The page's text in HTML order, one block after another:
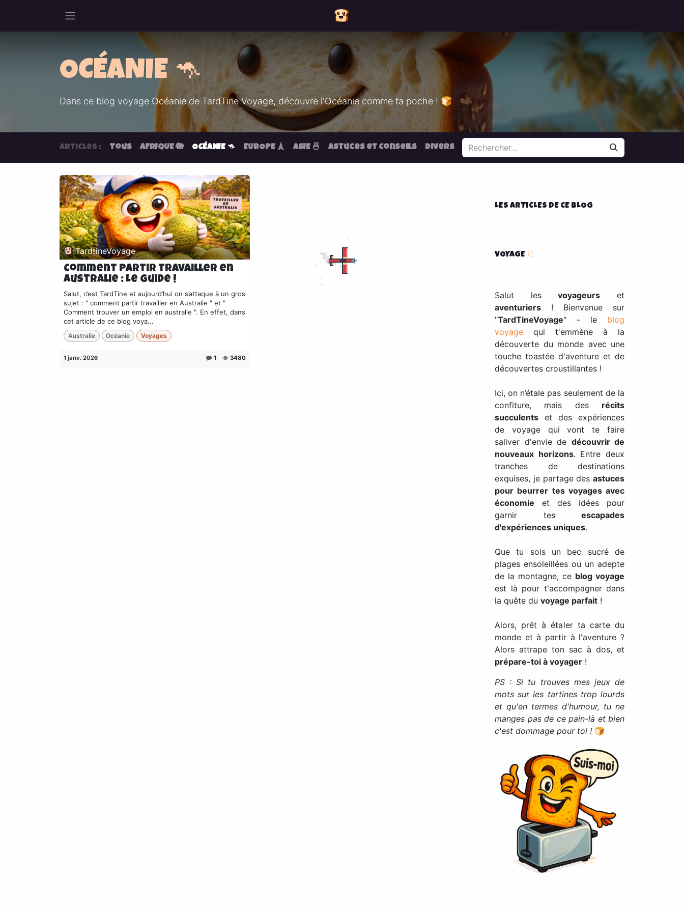
OCÉANIE 🦘
Dans ce blog voyage Océanie de TardTine Voyage, découvre l'Océanie comme ta poche ! 🍞
Articles : Tous AFRIQUE 🐘 OCÉANIE 🦘 EUROPE 🗼 ASIE 🍜 Astuces et Conseils Divers
TardtineVoyage
Comment partir travailler en
Australie : Le Guide !
Salut, c’est TardTine et aujourd’hui on s’attaque à un gros
sujet : " comment partir travailler en Australie " et "
Comment trouver un emploi en australie ". En effet, dans
cet article de ce blog voya...
Australie Océanie Voyages
1 janv. 2026 1 3480
LES ARTICLES DE CE BLOG
VOYAGE 🍞
Salut lesvoyageurs et
aventuriers ! Bienvenue sur
"TardTineVoyage" - le blog
voyage qui t'emmène à la
découverte du monde avec une
touche toastée d'aventure et de
découvertes croustillantes !
Ici, on n’étale pas seulement de la
confiture, mais des récits
succulents et des expériences
de voyage qui vont te faire
saliver d'envie de découvrir de
nouveaux horizons. Entre deux
tranches de destinations
exquises, je partage des astuces
pour beurrer tes voyages avec
économie et des idées pour
garnir tes escapades
d'expériences uniques.
Que tu sois un bec sucré de
plages ensoleillées ou un adepte
de la montagne, ce blog voyage
est là pour t'accompagner dans
la quête du voyage parfait !
Alors, prêt à étaler ta carte du
monde et à partir à l'aventure ?
Alors attrape ton sac à dos, et
prépare-toi à voyager !
PS : Si tu trouves mes jeux de
mots sur les tartines trop lourds
et qu'en termes d'humour, tu ne
manges pas de ce pain-là et bien
c'est dommage pour toi ! 🍞